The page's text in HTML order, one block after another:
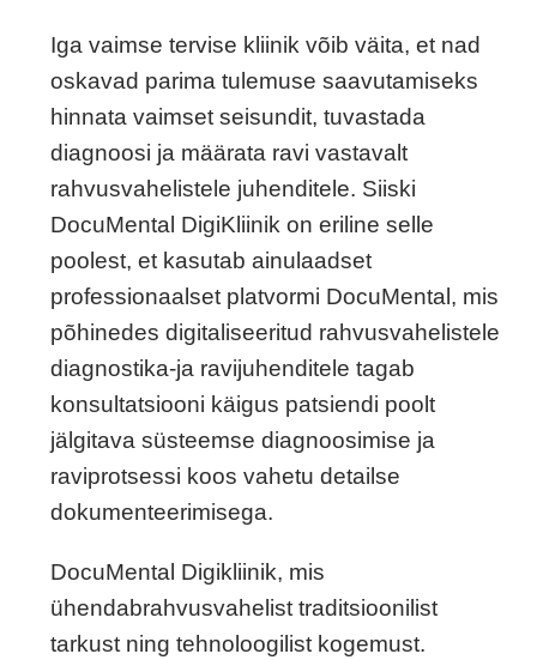
Iga vaimse tervise kliinik võib väita, et nad
oskavad parima tulemuse saavutamiseks
hinnata vaimset seisundit, tuvastada
diagnoosi ja määrata ravi vastavalt
rahvusvahelistele juhenditele. Siiski
DocuMental DigiKliinik on eriline selle
poolest, et kasutab ainulaadset
professionaalset platvormi DocuMental, mis
põhinedes digitaliseeritud rahvusvahelistele
diagnostika-ja ravijuhenditele tagab
konsultatsiooni käigus patsiendi poolt
jälgitava süsteemse diagnoosimise ja
raviprotsessi koos vahetu detailse
dokumenteerimisega.
DocuMental Digikliinik, mis
ühendabrahvusvahelist traditsioonilist
tarkust ning tehnoloogilist kogemust.